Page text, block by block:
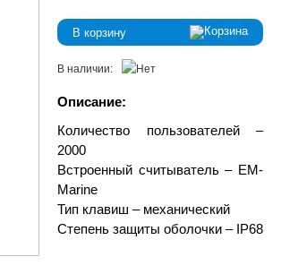
В корзину
В наличии:
Описание:
Количество пользователей –
2000
Встроенный считыватель – EM-
Marine
Тип клавиш – механический
Степень защиты оболочки – IP68